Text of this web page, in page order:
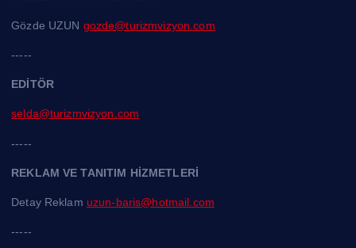
Gözde UZUN gozde@turizmvizyon.com
-----
EDİTÖR
selda@turizmvizyon.com
-----
REKLAM VE TANITIM HİZMETLERİ
Detay Reklam uzun-baris@hotmail.com
-----